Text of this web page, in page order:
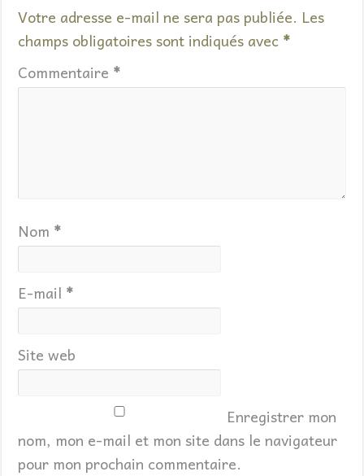
Votre adresse e-mail ne sera pas publiée. Les
champs obligatoires sont indiqués avec *
Commentaire *
Nom *
E-mail *
Site web
Enregistrer mon
nom, mon e-mail et mon site dans le navigateur
pour mon prochain commentaire.